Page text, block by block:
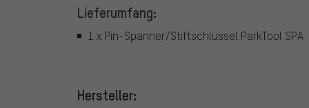
Lieferumfang:
1 x Pin-Spanner/Stiftschlüssel ParkTool SPA
Hersteller: